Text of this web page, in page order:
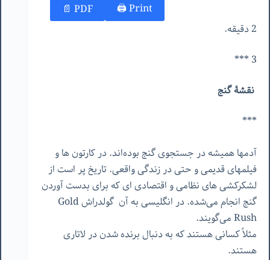
Print 🖨
PDF 📄
2 دقیقه.
3 ***
نقشۀ گنج
***
آدمها همیشه در جستجوی گنج بوده‌اند. در کارتون ها و
فیلمهای قدیمی و حتی در زندگی واقعی. تاریخ پر است از
لشکرکشی های نظامی و اقتصادی ای که برای بدست آوردن
گنج انجام می‌شده. در انگلیسی به آن
گولدراش Gold
Rush می‌گویند.
مثلاً کسانی هستند که به دنبال برنده شدن در لاتاری
هستند.